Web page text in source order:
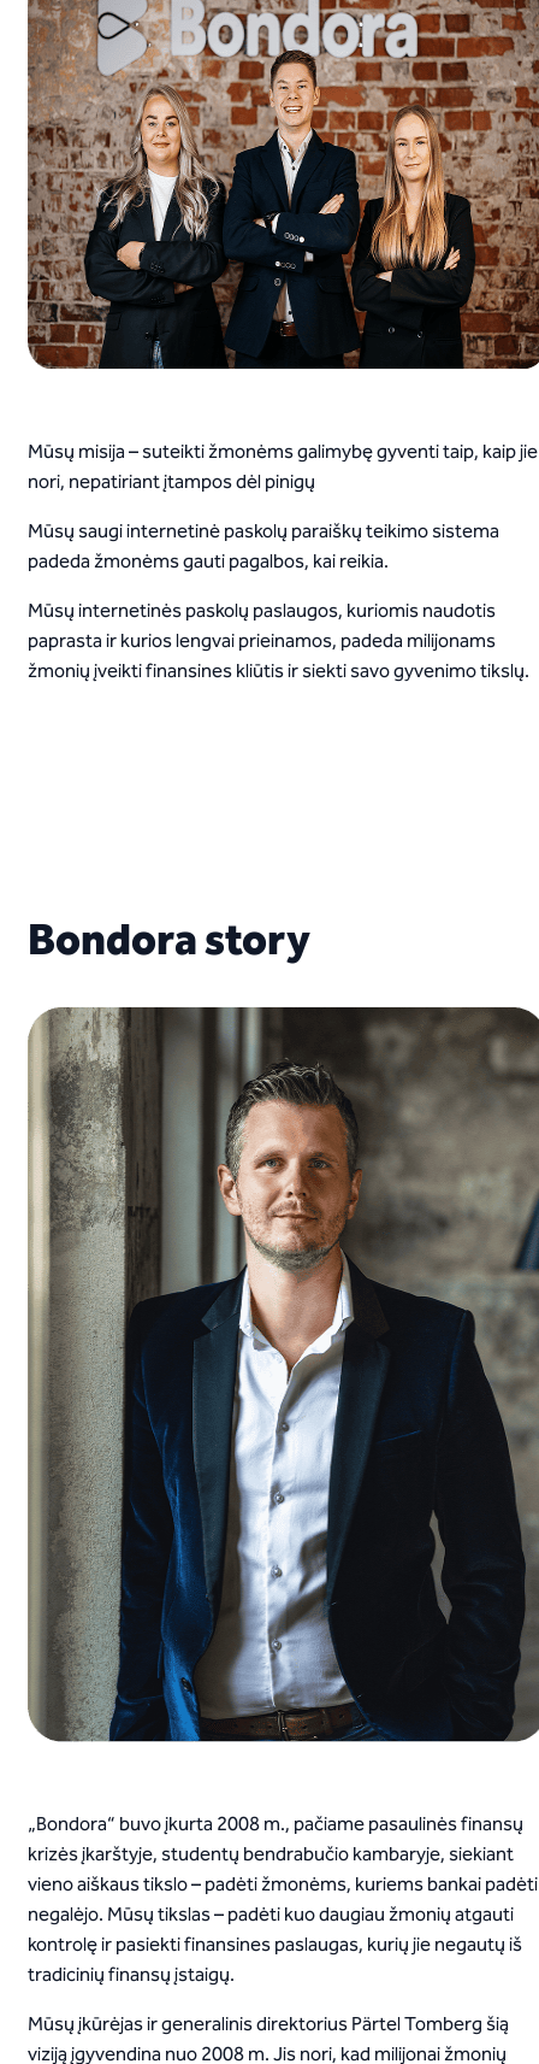
Mūsų misija – suteikti žmonėms galimybę gyventi taip, kaip jie
nori, nepatiriant įtampos dėl pinigų
Mūsų saugi internetinė paskolų paraiškų teikimo sistema
padeda žmonėms gauti pagalbos, kai reikia.
Mūsų internetinės paskolų paslaugos, kuriomis naudotis
paprasta ir kurios lengvai prieinamos, padeda milijonams
žmonių įveikti finansines kliūtis ir siekti savo gyvenimo tikslų.
Bondora story
„Bondora“ buvo įkurta 2008 m., pačiame pasaulinės finansų
krizės įkarštyje, studentų bendrabučio kambaryje, siekiant
vieno aiškaus tikslo – padėti žmonėms, kuriems bankai padėti
negalėjo. Mūsų tikslas – padėti kuo daugiau žmonių atgauti
kontrolę ir pasiekti finansines paslaugas, kurių jie negautų iš
tradicinių finansų įstaigų.
Mūsų įkūrėjas ir generalinis direktorius Pärtel Tomberg šią
viziją įgyvendina nuo 2008 m. Jis nori, kad milijonai žmonių